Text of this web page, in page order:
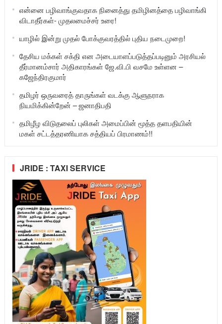
என்னை பழிவாங்குவதாக நினைத்து தமிழினத்தை பழிவாங்கி
விடாதீர்கள்- முதலமைச்சர் உரை!
யாழில் இன்று முதல் போக்குவரத்தில் புதிய நடைமுறை!
தேசிய மக்கள் சக்தி என அடையாளப்படுத்தப்படினும் அரசியல்
தீர்மானம்சார் அதிகாரங்கள் ஜே.வி.பி வசமே உள்ளன –
கஜேந்திரகுமார்
தமிழர் ஒருவரைத் தாருங்கள் வடக்கு ஆளுநராக
நியமிக்கின்றேன் – ஜனாதிபதி
தமிழீழ விடுதலைப் புலிகள் அமைப்பின் மூத்த தளபதியின்
மகள் சட்டத்தரணியாக சத்தியப் பிரமாணம்!!
JRIDE : TAXI SERVICE